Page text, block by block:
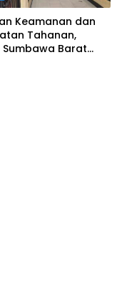
Keamanan dan
Tahanan,
Sumbawa Barat